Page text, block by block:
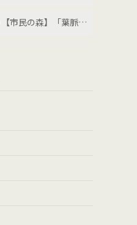
【市民の森】「葉脈標本づくり」